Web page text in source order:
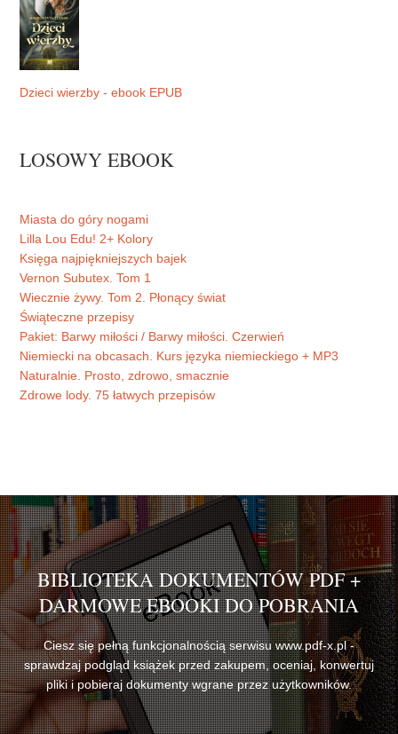
Dzieci wierzby - ebook EPUB
LOSOWY EBOOK
Miasta do góry nogami
Lilla Lou Edu! 2+ Kolory
Księga najpiękniejszych bajek
Vernon Subutex. Tom 1
Wiecznie żywy. Tom 2. Płonący świat
Świąteczne przepisy
Pakiet: Barwy miłości / Barwy miłości. Czerwień
Niemiecki na obcasach. Kurs języka niemieckiego + MP3
Naturalnie. Prosto, zdrowo, smacznie
Zdrowe lody. 75 łatwych przepisów
BIBLIOTEKA DOKUMENTÓW PDF +
DARMOWE EBOOKI DO POBRANIA
Ciesz się pełną funkcjonalnością serwisu www.pdf-x.pl -
sprawdzaj podgląd książek przed zakupem, oceniaj, konwertuj
pliki i pobieraj dokumenty wgrane przez użytkowników.